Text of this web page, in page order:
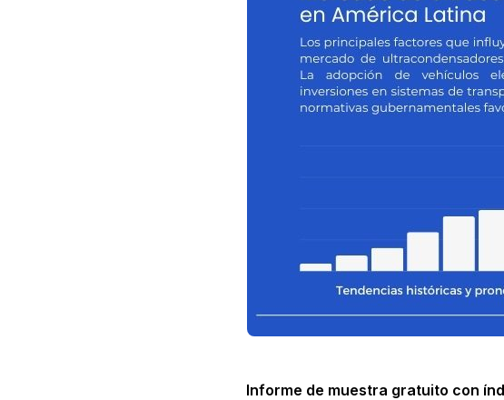
Informe de muestra gratuito con